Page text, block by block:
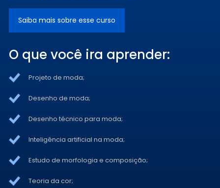
Saiba mais sobre esse curso
O que você ira aprender:
Projeto de moda;
Desenho de moda;
Desenho técnico para moda;
Inteligência artificial na moda;
Estudo de morfologia e composição;
Teoria da cor;